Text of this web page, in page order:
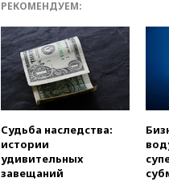
РЕКОМЕНДУЕМ:
Судьба наследства:
истории
удивительных
завещаний